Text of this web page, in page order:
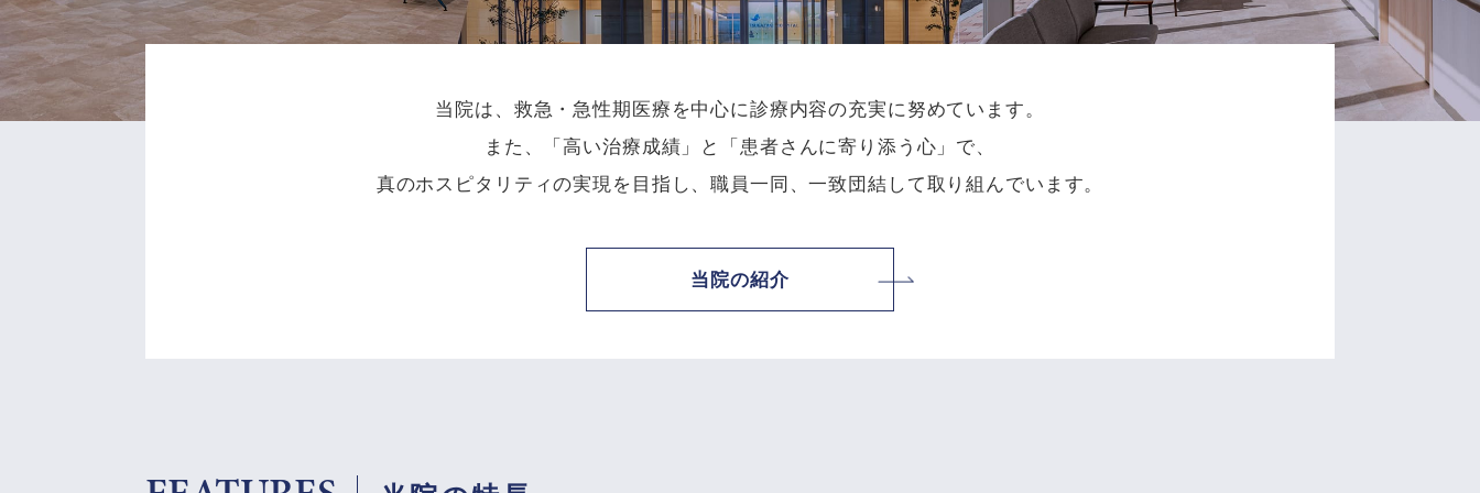
当院は、救急・急性期医療を中心に診療内容の充実に努めています。
また、「高い治療成績」と「患者さんに寄り添う心」で、
真のホスピタリティの実現を目指し、職員一同、一致団結して取り組んでいます。
当院の紹介